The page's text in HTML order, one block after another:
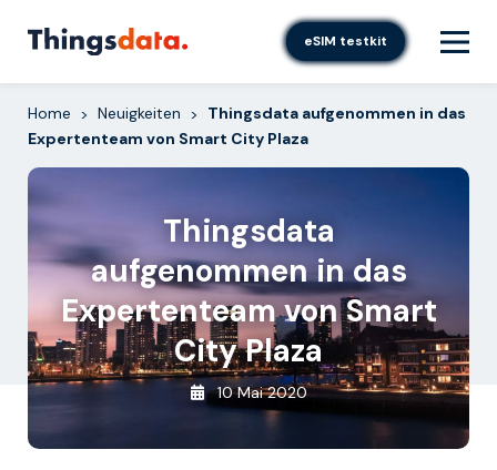
eSIM testkit
Home > Neuigkeiten >
Thingsdata aufgenommen in das
Expertenteam von Smart City Plaza
Thingsdata
aufgenommen in das
Expertenteam von Smart
City Plaza
10 Mai 2020